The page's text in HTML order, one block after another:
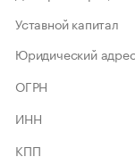
Уставной капитал
Юридический
ОГРН
ИНН
КПП